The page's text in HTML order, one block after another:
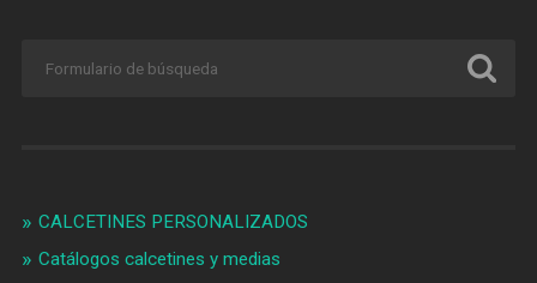
CALCETINES PERSONALIZADOS
Catálogos calcetines y medias